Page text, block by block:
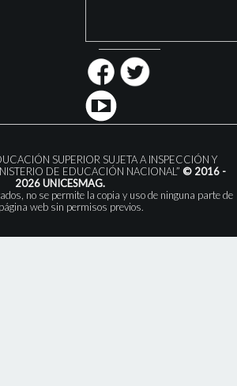
SUPERIOR SUJETA A INSPECCIÓN Y
DE EDUCACIÓN NACIONAL” © 2016 -
2026 UNICESMAG.
no se permite la copia y uso de ninguna parte de
web sin permisos previos.